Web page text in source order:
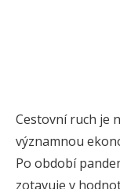
Cestovní ruch je
významnou
Po období
zotavuje v